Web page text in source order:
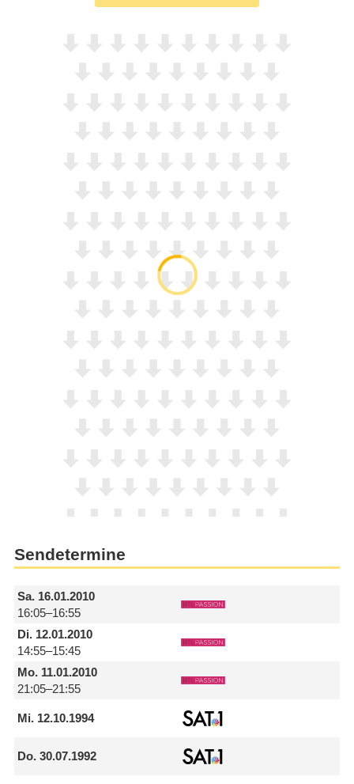
Sendetermine
Sa.16.01.2010
16:05–16:55
Di.12.01.2010
14:55–15:45
Mo.11.01.2010
21:05–21:55
Mi.12.10.1994
Do.30.07.1992